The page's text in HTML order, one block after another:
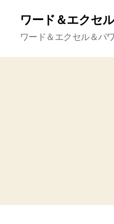
ワード＆エクセ
ワード＆エクセル＆パ